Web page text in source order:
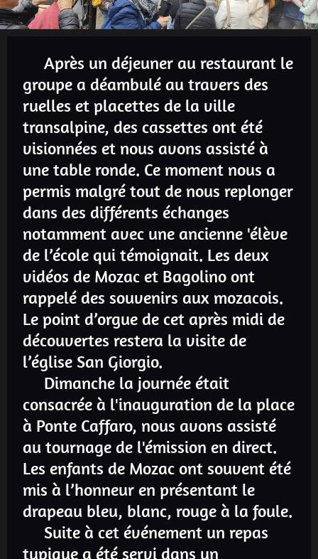
Après un déjeuner au restaurant le
groupe a déambulé au travers des
ruelles et placettes de la ville
transalpine, des cassettes ont été
visionnées et nous avons assisté à
une table ronde. Ce moment nous a
permis malgré tout de nous replonger
dans des différents échanges
notamment avec une ancienne 'élève
de l’école qui témoignait. Les deux
vidéos de Mozac et Bagolino ont
rappelé des souvenirs aux mozacois.
Le point d’orgue de cet après midi de
découvertes restera la visite de
l’église San Giorgio.
Dimanche la journée était
consacrée à l'inauguration de la place
à Ponte Caffaro, nous avons assisté
au tournage de l'émission en direct.
Les enfants de Mozac ont souvent été
mis à l’honneur en présentant le
drapeau bleu, blanc, rouge à la foule.
Suite à cet événement un repas
typique a été servi dans un